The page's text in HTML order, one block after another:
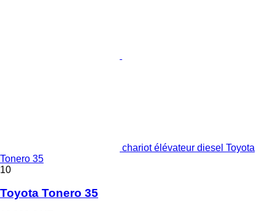
chariot élévateur diesel Toyota
Tonero 35
10
Toyota Tonero 35